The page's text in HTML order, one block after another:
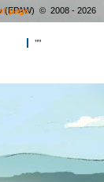
""
(EPAW) © 2008 - 2026
page